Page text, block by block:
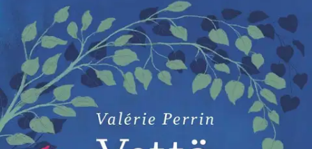
Violetten rutiinit muuttuvat, kun paikallinen poliisi Julien Seul
haluaa laskea kuolleen äitinsä tuhkat aivan tuntemattoman ihmisen
haudalle. Pian selviää, että siinä lepää hänen äitinsä rakastaja ja että
heidän salainen rakkaustarinansa on osa myös Violetten tarinaa.
”Lempeä ja liikuttava tutkimusmatka rakkauteen, menetykseen ja
sovitukseen.” – Publishers Weekly Valérie Perrin (s. 1967) on
kirjoittanut kymmenvuotiaasta asti, mutta julkaisi esikoisromaaninsa
Les Oubliés du dimanche 48-vuotiaana. Valokuvaajana ja
käsikirjoittajana työskennelleestä Perrinistä tuli yllättäen yksi
Ranskan luetuimmista kirjailijoista, kun hänen toinen romaaninsa
Vettä kukille ilmestyi. Teos on hurmannut lukijat ympäri maailman:
sitä on myyty yli miljoona kappaletta yli 30 kielellä, se oli Italiassa